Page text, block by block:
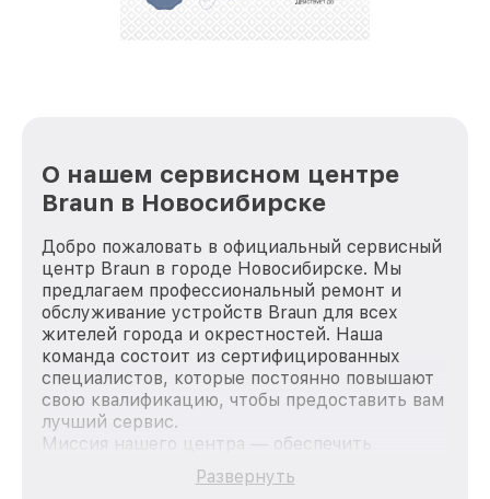
О нашем сервисном центре
Braun в Новосибирске
Добро пожаловать в официальный сервисный
центр Braun в городе Новосибирске. Мы
предлагаем профессиональный ремонт и
обслуживание устройств Braun для всех
жителей города и окрестностей. Наша
команда состоит из сертифицированных
специалистов, которые постоянно повышают
свою квалификацию, чтобы предоставить вам
лучший сервис.
Миссия нашего центра — обеспечить
качественный и доступный ремонт для
каждого пользователя продукции Braun, вне
Развернуть